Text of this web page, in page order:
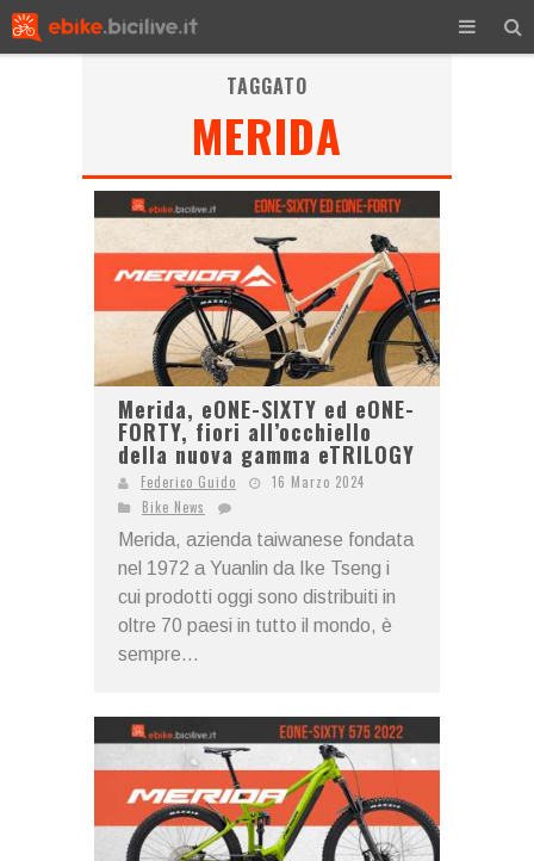
TAGGATO
MERIDA
Merida, eONE-SIXTY ed eONE-
FORTY, fiori all’occhiello
della nuova gamma eTRILOGY
Federico Guido
16 Marzo 2024
Bike News
Merida, azienda taiwanese fondata
nel 1972 a Yuanlin da Ike Tseng i
cui prodotti oggi sono distribuiti in
oltre 70 paesi in tutto il mondo, è
sempre...